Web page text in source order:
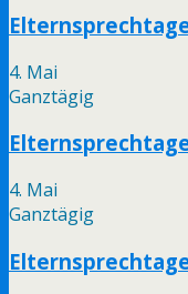
4. Mai
Ganztägig
4. Mai
Ganztägig